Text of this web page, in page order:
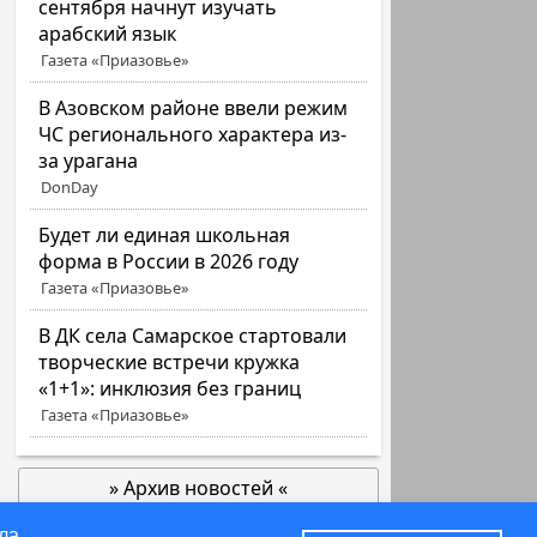
сентября начнут изучать
арабский язык
Газета «Приазовье»
В Азовском районе ввели режим
ЧС регионального характера из-
за урагана
DonDay
Будет ли единая школьная
форма в России в 2026 году
Газета «Приазовье»
В ДК села Самарское стартовали
творческие встречи кружка
«1+1»: инклюзия без границ
Газета «Приазовье»
» Архив новостей «
позже